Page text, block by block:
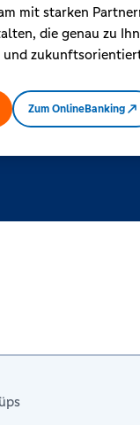
mit starken
die genau zu
Zum OnlineBanking